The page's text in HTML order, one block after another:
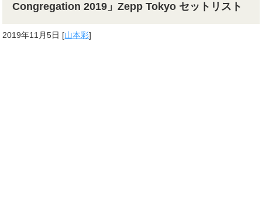
Congregation 2019」Zepp Tokyo セットリスト
2019年11月5日 [山本彩]